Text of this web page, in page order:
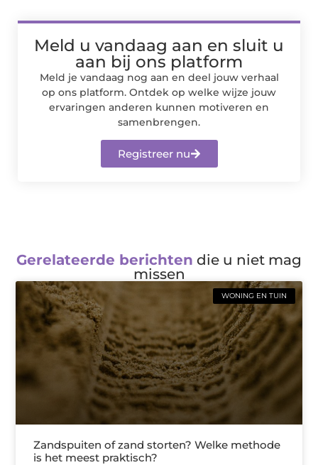
Meld u vandaag aan en sluit u
aan bij ons platform
Meld je vandaag nog aan en deel jouw verhaal
op ons platform. Ontdek op welke wijze jouw
ervaringen anderen kunnen motiveren en
samenbrengen.
Registreer nu
Gerelateerde berichten die u niet mag
missen
WONING EN TUIN
Zandspuiten of zand storten? Welke methode
is het meest praktisch?